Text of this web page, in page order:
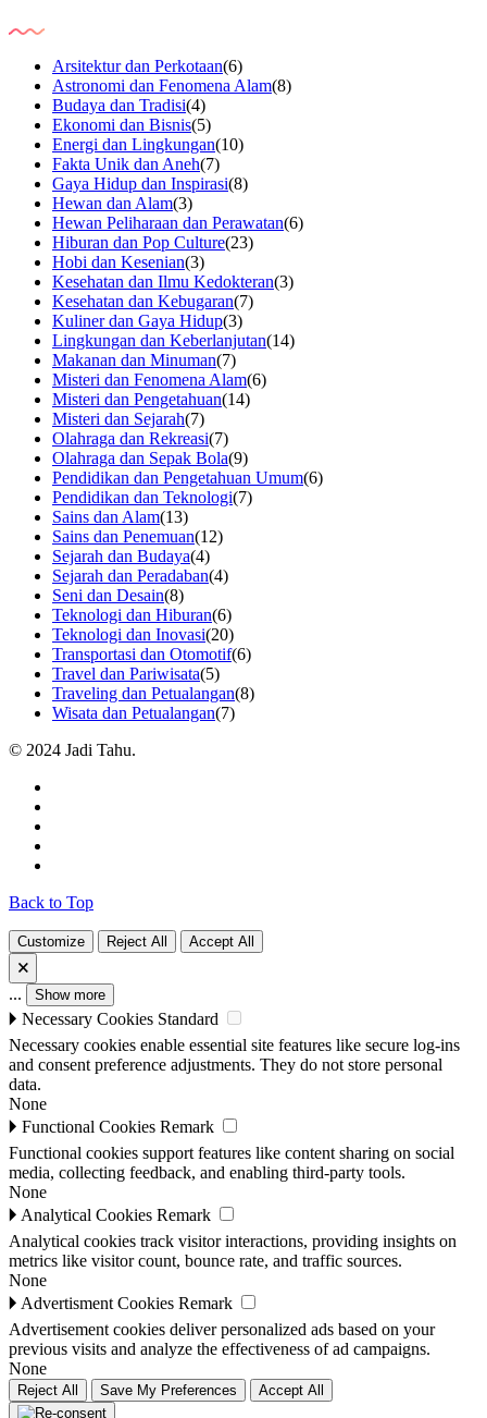
Arsitektur dan Perkotaan(6)
Astronomi dan Fenomena Alam(8)
Budaya dan Tradisi(4)
Ekonomi dan Bisnis(5)
Energi dan Lingkungan(10)
Fakta Unik dan Aneh(7)
Gaya Hidup dan Inspirasi(8)
Hewan dan Alam(3)
Hewan Peliharaan dan Perawatan(6)
Hiburan dan Pop Culture(23)
Hobi dan Kesenian(3)
Kesehatan dan Ilmu Kedokteran(3)
Kesehatan dan Kebugaran(7)
Kuliner dan Gaya Hidup(3)
Lingkungan dan Keberlanjutan(14)
Makanan dan Minuman(7)
Misteri dan Fenomena Alam(6)
Misteri dan Pengetahuan(14)
Misteri dan Sejarah(7)
Olahraga dan Rekreasi(7)
Olahraga dan Sepak Bola(9)
Pendidikan dan Pengetahuan Umum(6)
Pendidikan dan Teknologi(7)
Sains dan Alam(13)
Sains dan Penemuan(12)
Sejarah dan Budaya(4)
Sejarah dan Peradaban(4)
Seni dan Desain(8)
Teknologi dan Hiburan(6)
Teknologi dan Inovasi(20)
Transportasi dan Otomotif(6)
Travel dan Pariwisata(5)
Traveling dan Petualangan(8)
Wisata dan Petualangan(7)
© 2024 Jadi Tahu.
Back to Top
Customize Reject All
Accept All
🗙
... Show more
🞂 Necessary Cookies Standard
Necessary cookies enable essential site features like secure log-ins
and consent preference adjustments. They do not store personal
data.
None
🞂 Functional Cookies Remark
Functional cookies support features like content sharing on social
media, collecting feedback, and enabling third-party tools.
None
🞂 Analytical Cookies Remark
Analytical cookies track visitor interactions, providing insights on
metrics like visitor count, bounce rate, and traffic sources.
None
🞂 Advertisment Cookies Remark
Advertisement cookies deliver personalized ads based on your
previous visits and analyze the effectiveness of ad campaigns.
None
Reject All Save My Preferences Accept All